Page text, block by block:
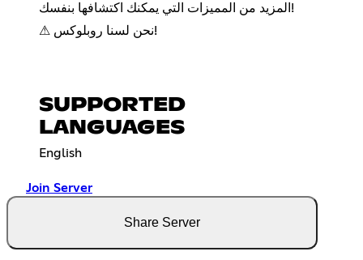
المزيد من المميزات التي يمكنك اكتشافها بنفسك!
⚠ نحن لسنا روبلوكس!
SUPPORTED
LANGUAGES
English
Join Server
Share Server